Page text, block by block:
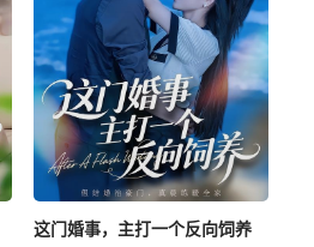
这门婚事，主打一个反向饲养